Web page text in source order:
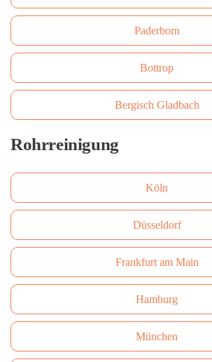
Paderborn
Bottrop
Bergisch Gladbach
Rohrreinigung
Köln
Düsseldorf
Frankfurt am Main
Hamburg
München